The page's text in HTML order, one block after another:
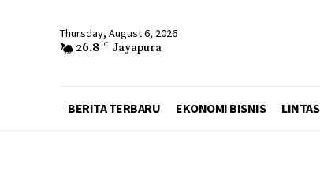
Thursday, August 6, 2026
26.8 C Jayapura
BERITA TERBARU EKONOMI BISNIS